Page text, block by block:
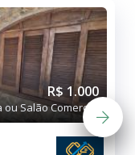
R$ 1.000
ou Salão Comercial